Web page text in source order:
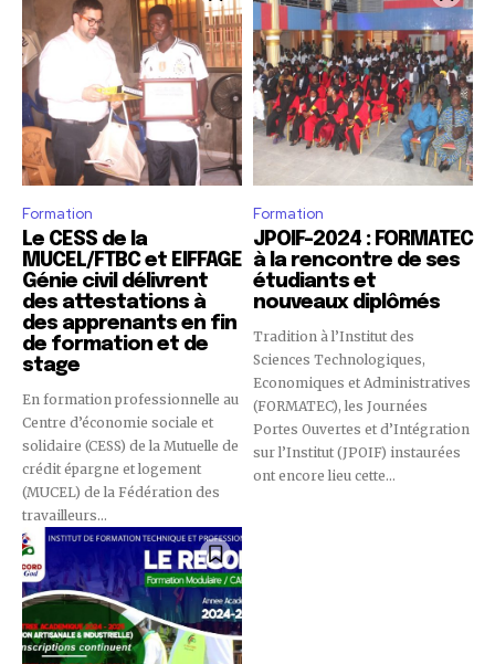
Formation
Le CESS de la
MUCEL/FTBC et EIFFAGE
Génie civil délivrent
des attestations à
des apprenants en fin
de formation et de
stage
En formation professionnelle au
Centre d’économie sociale et
solidaire (CESS) de la Mutuelle de
crédit épargne et logement
(MUCEL) de la Fédération des
travailleurs...
Formation
JPOIF-2024 : FORMATEC
à la rencontre de ses
étudiants et
nouveaux diplômés
Tradition à l’Institut des
Sciences Technologiques,
Economiques et Administratives
(FORMATEC), les Journées
Portes Ouvertes et d’Intégration
sur l’Institut (JPOIF) instaurées
ont encore lieu cette...